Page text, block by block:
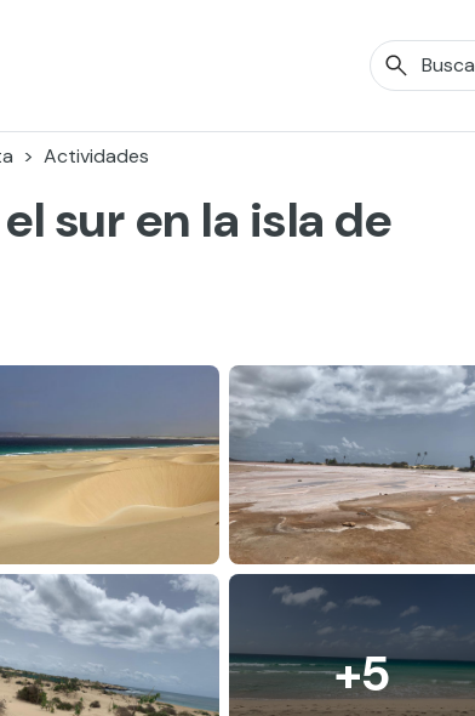
Actividades
sur en la isla de
+5